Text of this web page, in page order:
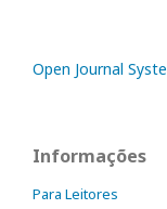
Open Journal
Informações
Para Leitores